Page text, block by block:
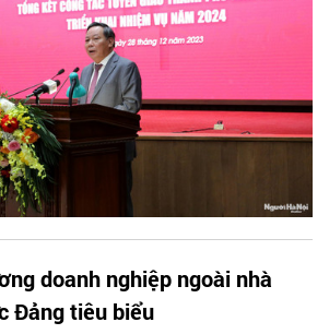
doanh nghiệp ngoài nhà
Đảng tiêu biểu